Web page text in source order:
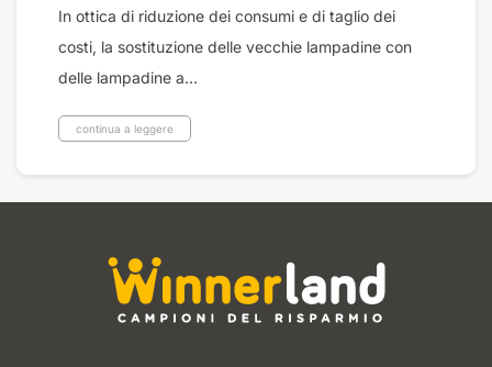
In ottica di riduzione dei consumi e di taglio dei
costi, la sostituzione delle vecchie lampadine con
delle lampadine a...
continua a leggere